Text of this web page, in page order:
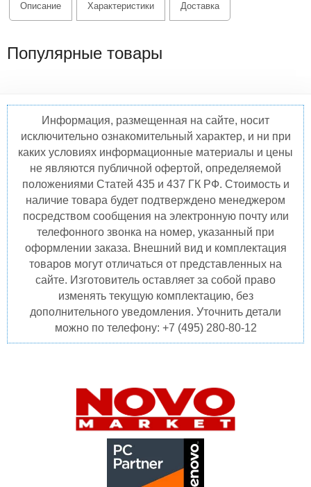
Описание Характеристики Доставка
Популярные товары
Информация, размещенная на сайте, носит
исключительно ознакомительный характер, и ни при
каких условиях информационные материалы и цены
не являются публичной офертой, определяемой
положениями Статей 435 и 437 ГК РФ. Стоимость и
наличие товара будет подтверждено менеджером
посредством сообщения на электронную почту или
телефонного звонка на номер, указанный при
оформлении заказа. Внешний вид и комплектация
товаров могут отличаться от представленных на
сайте. Изготовитель оставляет за собой право
изменять текущую комплектацию, без
дополнительного уведомления. Уточнить детали
можно по телефону: +7 (495) 280-80-12